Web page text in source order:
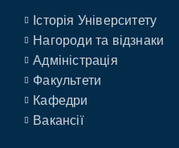
Історія Університету
Нагороди та відзнаки
Адміністрація
Факультети
Кафедри
Вакансії